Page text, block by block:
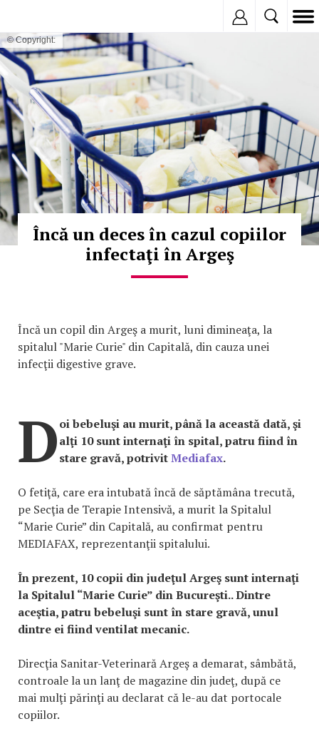
© Copyright:
Încă un deces în cazul copiilor
infectaţi în Argeş
Încă un copil din Argeş a murit, luni dimineaţa, la
spitalul "Marie Curie" din Capitală, din cauza unei
infecţii digestive grave.
Doi bebeluşi au murit, până la această dată, şi
alţi 10 sunt internaţi în spital, patru fiind în
stare gravă, potrivitMediafax.
O fetiţă, care era intubată încă de săptămâna trecută,
pe Secţia de Terapie Intensivă, a murit la Spitalul
“Marie Curie” din Capitală, au confirmat pentru
MEDIAFAX, reprezentanţii spitalului.
În prezent, 10 copii din judeţul Argeş sunt internaţi
la Spitalul “Marie Curie” din Bucureşti.. Dintre
aceştia, patru bebeluşi sunt în stare gravă, unul
dintre ei fiind ventilat mecanic.
Direcţia Sanitar-Veterinară Argeş a demarat, sâmbătă,
controale la un lanţ de magazine din judeţ, după ce
mai mulţi părinţi au declarat că le-au dat portocale
copiilor.